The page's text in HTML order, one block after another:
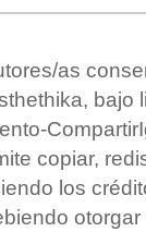
as
bajo
copiar,
los